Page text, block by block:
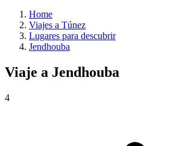
Home
Viajes a Túnez
Lugares para descubrir
Jendhouba
Viaje a Jendhouba
4